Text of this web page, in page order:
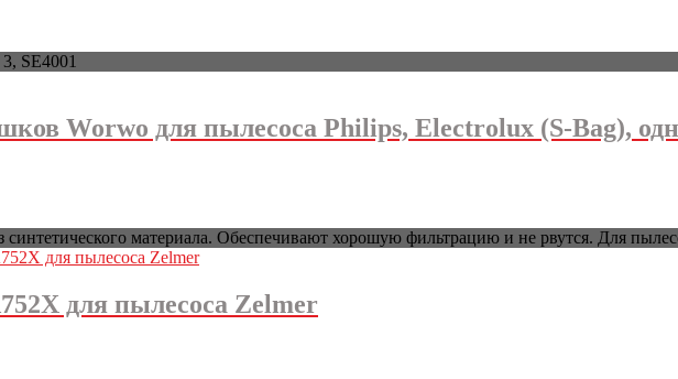
SE4001
Worwo для пылесоса Philips, Electrolux (S-Bag),
материала. Обеспечивают хорошую фильтрацию и не рвутся. Для
для пылесоса Zelmer